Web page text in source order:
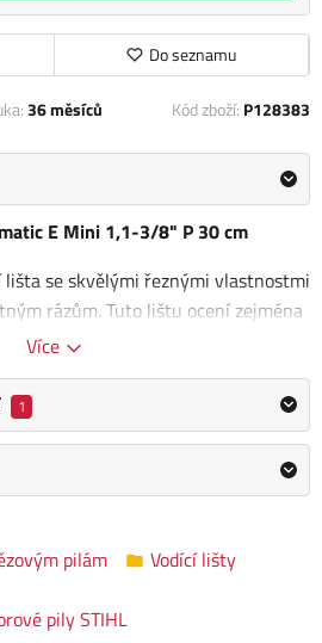
Do seznamu
36 měsíců Kód zboží: P128383
E Mini 1,1-3/8" P 30 cm
lišta se skvělými řeznými vlastnostmi
rázům. Tuto lištu ocení zejména
pilové liště STIHL Rollomatic E mini
na zimu nebo kácení menších
kombinaci
s pilovými řetězy Picco-
7
Více
1
pilám
Vodící lišty
pily STIHL